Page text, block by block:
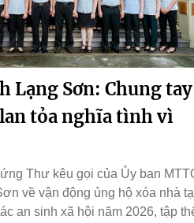
Lạng Sơn: Chung tay
tỏa nghĩa tình vì
Thư kêu gọi của Ủy ban
về vận động ủng hộ xóa nhà
an sinh xã hội năm 2026, tập